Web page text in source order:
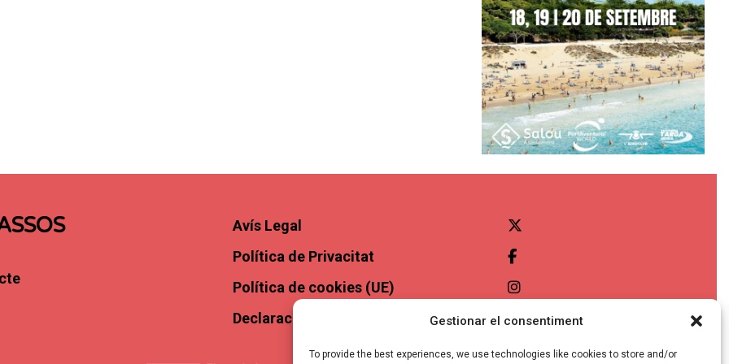
Gestionar el consentiment
To provide the best experiences, we use technologies like cookies to store and/or
Avís Legal
Política de Privacitat
Política de cookies (UE)
Declaració d’Accessibilitat